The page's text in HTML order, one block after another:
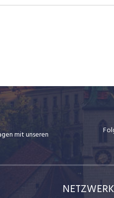
mit unseren
NETZWERK